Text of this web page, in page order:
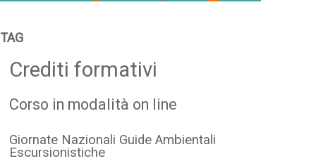
TAG
Crediti formativi
Corso in modalità on line
Giornate Nazionali Guide Ambientali
Escursionistiche